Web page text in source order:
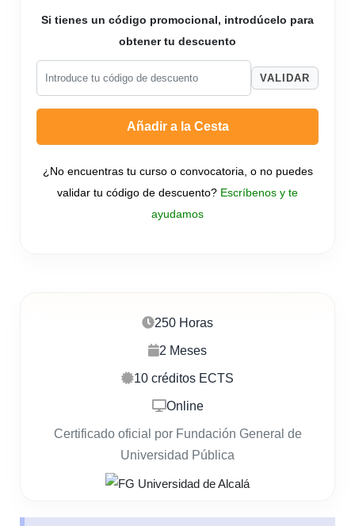
250 Horas
2 Meses
10 créditos ECTS
Online
Certificado oficial por Fundación General de
Universidad Pública
Si tienes un código promocional, introdúcelo para
obtener tu descuento
VALIDAR
Añadir a la Cesta
¿No encuentras tu curso o convocatoria, o no puedes
validar tu código de descuento? Escríbenos y te
ayudamos